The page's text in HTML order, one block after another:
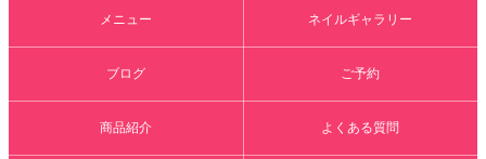
メニュー ネイルギャラリー
ブログ ご予約
商品紹介 よくある質問